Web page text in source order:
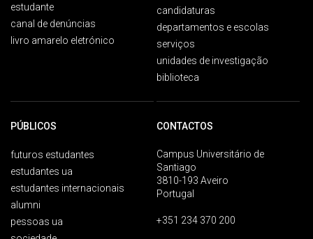
estudante
canal de denúncias
livro amarelo eletrónico
candidaturas
departamentos e escolas
serviços
unidades de investigação
biblioteca
PÚBLICOS
futuros estudantes
estudantes ua
estudantes internacionais
alumni
pessoas ua
CONTACTOS
Campus Universitário de
Santiago
3810-193 Aveiro
Portugal
+351 234 370 200